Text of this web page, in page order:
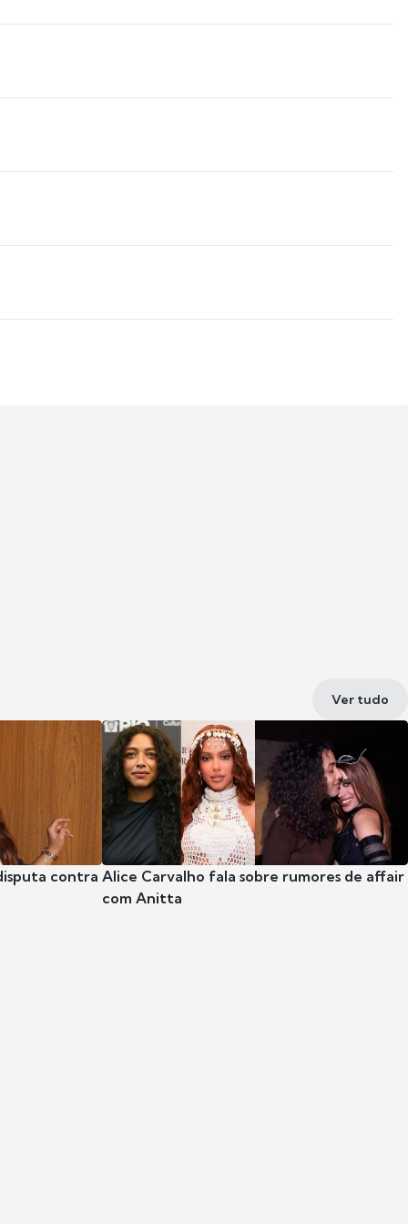
Ver tudo
contra Alice Carvalho fala sobre rumores de affair
com Anitta